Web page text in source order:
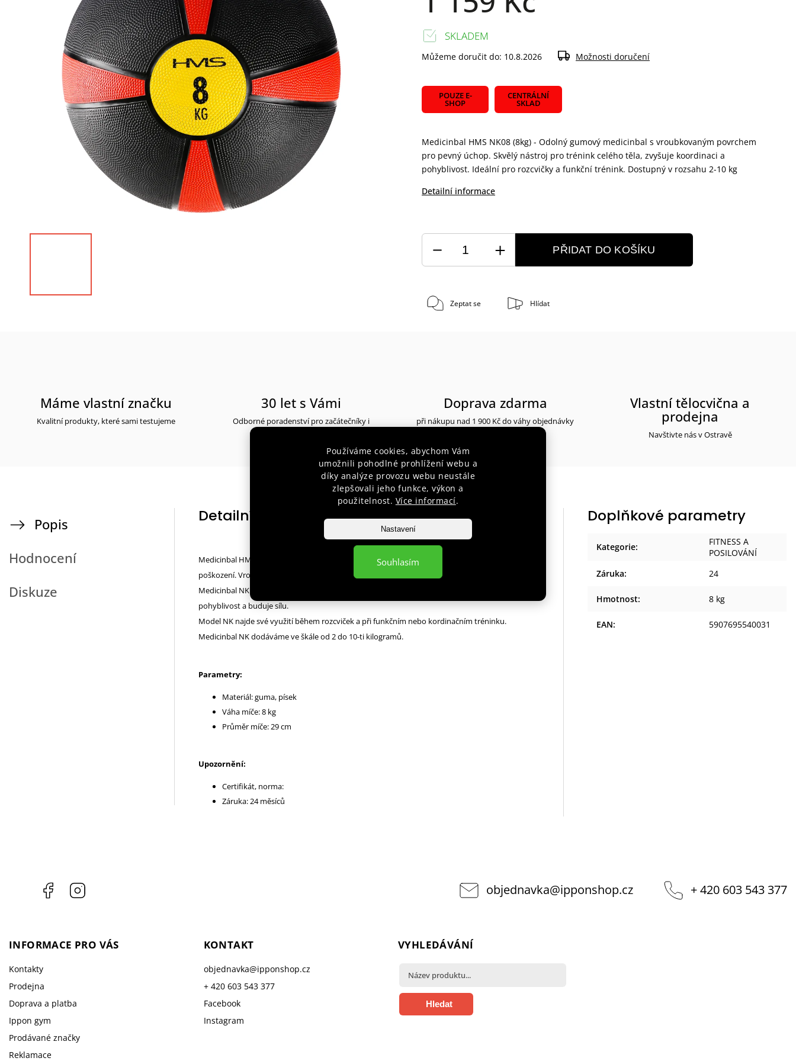
Používáme cookies, abychom Vám
umožnili pohodlné prohlížení webu a
díky analýze provozu webu neustále
zlepšovali jeho funkce, výkon a
použitelnost. Více informací.
Nastavení
Souhlasím
POUZE E-
SHOP
CENTRÁLNÍ
SKLAD
Medicinbal HMS NK08 (8kg) - Odolný gumový medicinbal s vroubkovaným povrchem
pro pevný úchop. Skvělý nástroj pro trénink celého těla, zvyšuje koordinaci a
pohyblivost. Ideální pro rozcvičky a funkční trénink. Dostupný v rozsahu 2-10 kg
Detailní informace
SKLADEM
Můžeme doručit do: 10.8.2026 Možnosti doručení
PŘIDAT DO KOŠÍKU
Zeptat se Hlídat
Máme vlastní značku
Kvalitní produkty, které sami testujeme
30 let s Vámi
Odborné poradenství pro začátečníky i
Doprava zdarma
při nákupu nad 1 900 Kč do váhy objednávky
Vlastní tělocvična a
prodejna
Navštivte nás v Ostravě
Popis
Hodnocení
Diskuze
Detailní popis produktu
Medicinbal HMS NK08 je vyroben z hrubé a pevné gumy, díky které je velice odolný vůči
poškození. Vroubkovaný povrch míče garantuje pevný úchop.
Medicinbal NK je pomůcka k procvičení celého těla, trénink s ním zlepšuje koordinaci, zvyšuje
pohyblivost a buduje sílu.
Model NK najde své využití během rozcviček a při funkčním nebo kordinačním tréninku.
Medicinbal NK dodáváme ve škále od 2 do 10-ti kilogramů.
Parametry:
Materiál: guma, písek
Váha míče: 8 kg
Průměr míče: 29 cm
Upozornění:
Certifikát, norma:
Záruka: 24 měsíců
Doplňkové parametry
Kategorie:
FITNESS A
POSILOVÁNÍ
Záruka: 24
Hmotnost: 8 kg
EAN: 5907695540031
Facebook objednavka@ipponshop.cz + 420 603 543 377
INFORMACE PRO VÁS
Kontakty
Prodejna
Doprava a platba
Ippon gym
Prodávané značky
Reklamace
KONTAKT
objednavka@ipponshop.cz
+ 420 603 543 377
Facebook
Instagram
VYHLEDÁVÁNÍ
Hledat